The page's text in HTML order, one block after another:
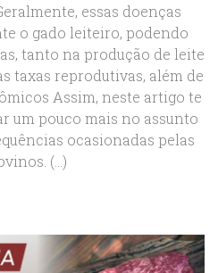
essas doenças
o gado leiteiro, podendo
tanto na produção de leite
taxas reprodutivas, além de
Assim, neste artigo te
um pouco mais no assunto
ocasionadas pelas
(...)